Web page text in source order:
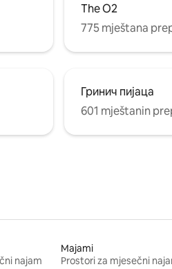
The O2
775 mještana
Гринич пијаца
601 mještanin
najam
Majami
Prostori za mjesečni